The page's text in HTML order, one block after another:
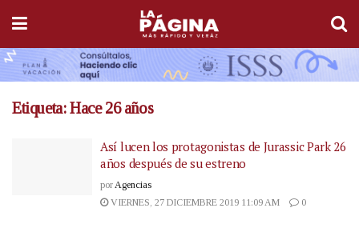
Etiqueta:Hace 26 años
Así lucen los protagonistas de Jurassic Park 26
años después de su estreno
por Agencias
VIERNES, 27 DICIEMBRE 2019 11:09 AM
0